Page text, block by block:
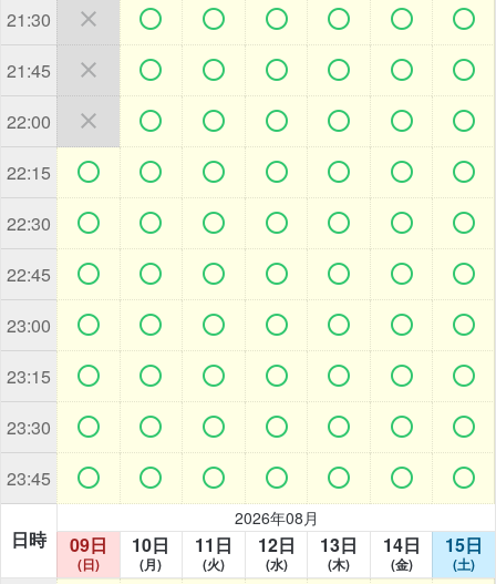
21:30       
21:45       
22:00       
22:15       
22:30       
22:45       
23:00       
23:15       
23:30       
23:45       
日時
2026年08月
09日
(日)
10日
(月)
11日
(火)
12日
(水)
13日
(木)
14日
(金)
15日
(土)